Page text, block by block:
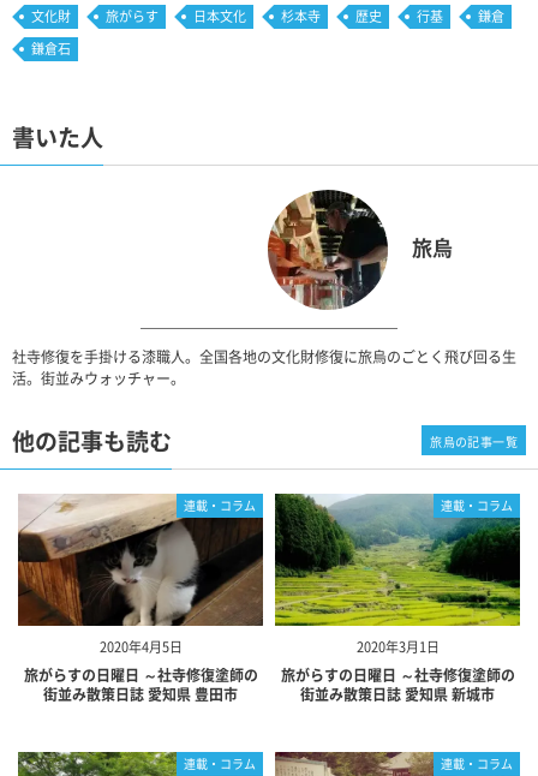
文化財 旅がらす 日本文化 杉本寺 歴史 行基
鎌倉
鎌倉石
書いた人
旅烏
社寺修復を手掛ける漆職人。全国各地の文化財修復に旅烏のごとく飛び回る生
活。街並みウォッチャー。
他の記事も読む
2020年4月5日
連載・コラム
旅がらすの日曜日 ～社寺修復塗師の
街並み散策日誌 愛知県 豊田市
2020年3月1日
連載・コラム
旅がらすの日曜日 ～社寺修復塗師の
街並み散策日誌 愛知県 新城市
連載・コラム 連載・コラム
旅烏の記事一覧